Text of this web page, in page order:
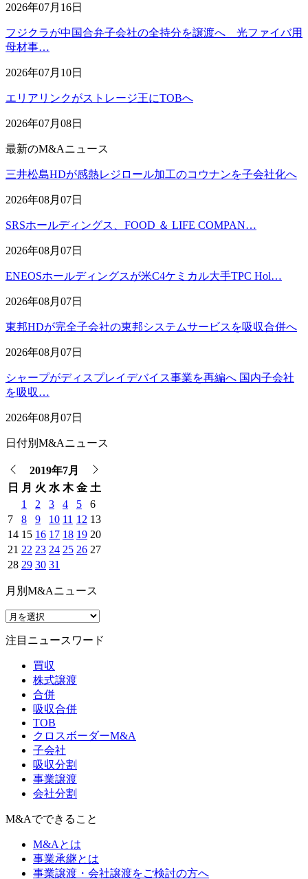
2026年07月16日
フジクラが中国合弁子会社の全持分を譲渡へ 光ファイバ用
母材事…
2026年07月10日
エリアリンクがストレージ王にTOBへ
2026年07月08日
最新のM&Aニュース
三井松島HDが感熱レジロール加工のコウナンを子会社化へ
2026年08月07日
SRSホールディングス、FOOD ＆ LIFE COMPAN…
2026年08月07日
ENEOSホールディングスが米C4ケミカル大手TPC Hol…
2026年08月07日
東邦HDが完全子会社の東邦システムサービスを吸収合併へ
2026年08月07日
シャープがディスプレイデバイス事業を再編へ 国内子会社
を吸収…
2026年08月07日
日付別M&Aニュース
2019年7月
日
月 火 水 木 金 土
1
2 3 4 5
6
7
8 9 10 11 12 13
14 15 16 17 18 19 20
21 22 23 24 25 26 27
28 29 30 31
月別M&Aニュース
注目ニュースワード
買収
株式譲渡
合併
吸収合併
TOB
クロスボーダーM&A
子会社
吸収分割
事業譲渡
会社分割
M&Aでできること
M&Aとは
事業承継とは
事業譲渡・会社譲渡をご検討の方へ